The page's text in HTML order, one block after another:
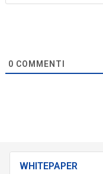
0 COMMENTI
WHITEPAPER